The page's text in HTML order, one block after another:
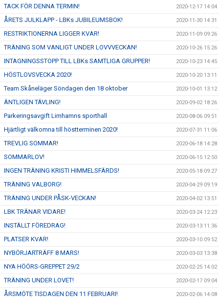
TACK FÖR DENNA TERMIN! 2020-12-17 14:04
ÅRETS JULKLAPP - LBKs JUBILEUMSBOK! 2020-11-30 14:31
RESTRIKTIONERNA LIGGER KVAR! 2020-11-09 09:26
TRÄNING SOM VANLIGT UNDER LOVVVECKAN! 2020-10-26 15:26
INTAGNINGSSTOPP TILL LBKs SAMTLIGA GRUPPER! 2020-10-23 14:45
HÖSTLOVSVECKA 2020! 2020-10-20 13:11
Team Skåneläger Söndagen den 18 oktober 2020-10-01 13:12
ÄNTLIGEN TÄVLING! 2020-09-02 18:26
Parkeringsavgift Limhamns sporthall 2020-08-06 09:51
Hjärtligt välkomna till höstterminen 2020! 2020-07-31 11:06
TREVLIG SOMMAR! 2020-06-18 14:28
SOMMARLOV! 2020-06-15 12:50
INGEN TRÄNING KRISTI HIMMELSFÄRDS! 2020-05-18 09:27
TRÄNING VALBORG! 2020-04-29 09:19
TRÄNING UNDER PÅSK-VECKAN! 2020-04-02 13:51
LBK TRÄNAR VIDARE! 2020-03-24 12:23
INSTÄLLT FÖREDRAG! 2020-03-13 11:36
PLATSER KVAR! 2020-03-10 09:52
NYBÖRJARTRÄFF 8 MARS! 2020-03-03 13:38
NYA HÖÖRS-GREPPET 29/2 2020-02-25 14:02
TRÄNING UNDER LOVET! 2020-02-17 09:04
ÅRSMÖTE TISDAGEN DEN 11 FEBRUARI! 2020-02-06 14:08